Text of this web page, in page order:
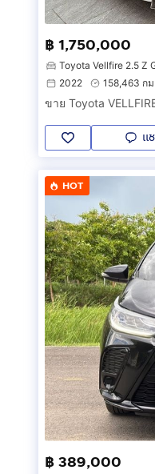
#รถบ้าน #รถมือ2 #
฿ 1,750,000
Toyota Vellfire 2.5 Z
2022
158,463 กม.
ขาย Toyota
แ
HOT
฿ 389,000